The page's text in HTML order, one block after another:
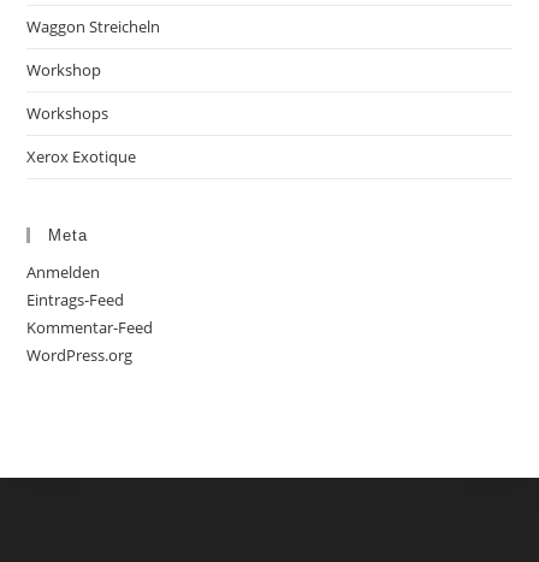
Waggon Streicheln
Workshop
Workshops
Xerox Exotique
Meta
Anmelden
Eintrags-Feed
Kommentar-Feed
WordPress.org